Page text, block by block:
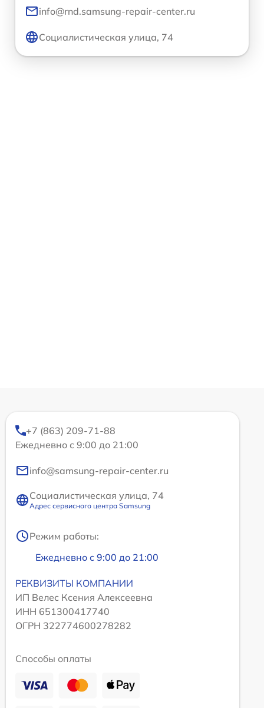
info@rnd.samsung-repair-center.ru
Социалистическая улица, 74
+7 (863) 209-71-88
Ежедневно с 9:00 до 21:00
info@samsung-repair-center.ru
Социалистическая улица, 74
Адрес сервисного центра Samsung
Режим работы:
Ежедневно с 9:00 до 21:00
РЕКВИЗИТЫ КОМПАНИИ
ИП Велес Ксения Алексеевна
ИНН 651300417740
ОГРН 322774600278282
Способы оплаты